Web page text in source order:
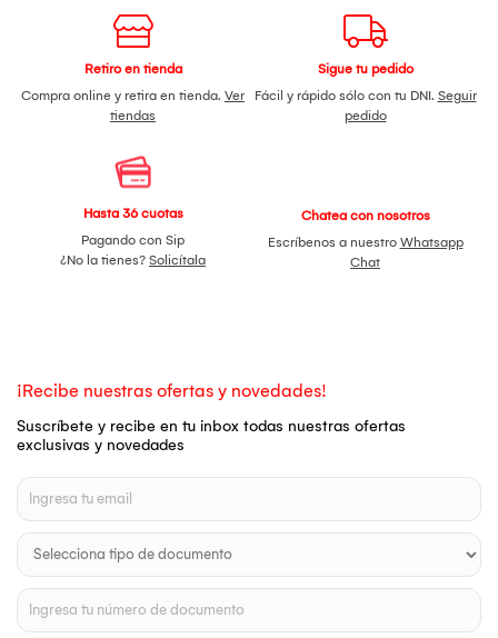
Retiro en tienda
Compra online y retira en tienda. Ver
tiendas
Sigue tu pedido
Fácil y rápido sólo con tu DNI. Seguir
pedido
Hasta 36 cuotas
Pagando con Sip
¿No la tienes? Solicítala
Chatea con nosotros
Escríbenos a nuestro Whatsapp
Chat
¡Recibe nuestras ofertas y novedades!
Suscríbete y recibe en tu inbox todas nuestras ofertas
exclusivas y novedades